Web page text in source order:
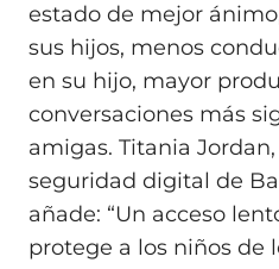
estado de mejor
sus hijos, menos
en su hijo, mayor
conversaciones más
amigas. Titania
seguridad digital de
añade: “Un acceso
protege a los niños de